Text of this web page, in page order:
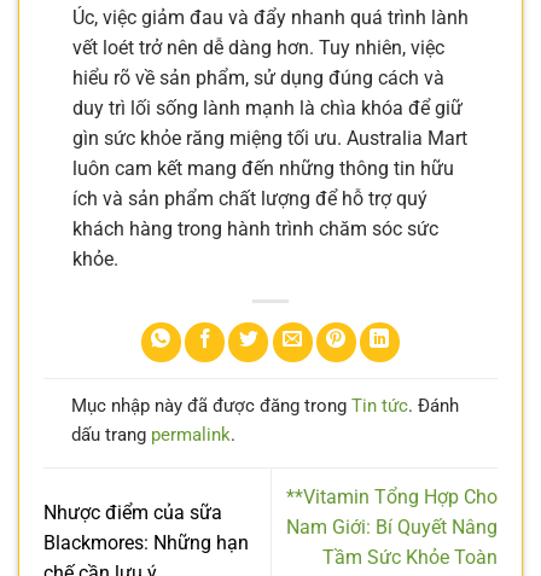
Úc, việc giảm đau và đẩy nhanh quá trình lành
vết loét trở nên dễ dàng hơn. Tuy nhiên, việc
hiểu rõ về sản phẩm, sử dụng đúng cách và
duy trì lối sống lành mạnh là chìa khóa để giữ
gìn sức khỏe răng miệng tối ưu. Australia Mart
luôn cam kết mang đến những thông tin hữu
ích và sản phẩm chất lượng để hỗ trợ quý
khách hàng trong hành trình chăm sóc sức
khỏe.
Mục nhập này đã được đăng trong Tin tức. Đánh
dấu trang permalink.
Nhược điểm của sữa
Blackmores: Những hạn
**Vitamin Tổng Hợp Cho
Nam Giới: Bí Quyết Nâng
Tầm Sức Khỏe Toàn